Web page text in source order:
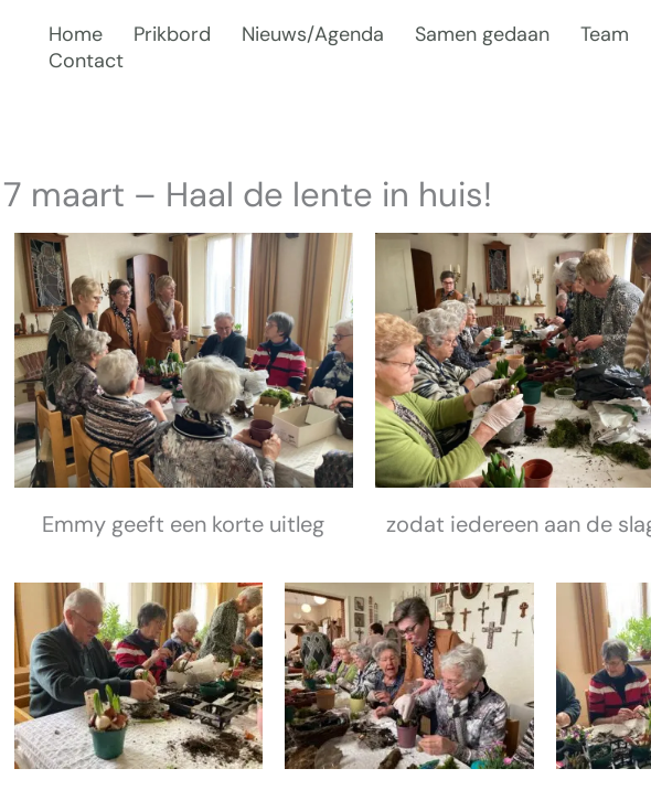
Home Prikbord Nieuws/Agenda Samen gedaan Team
Contact
7 maart – Haal de lente in huis!
Emmy geeft een korte uitleg zodat iedereen aan de